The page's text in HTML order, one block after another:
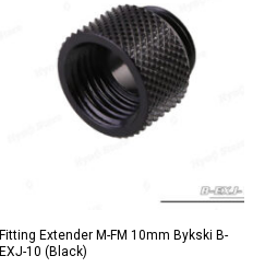
Fitting Extender M-FM 10mm Bykski B-
EXJ-10 (Black)